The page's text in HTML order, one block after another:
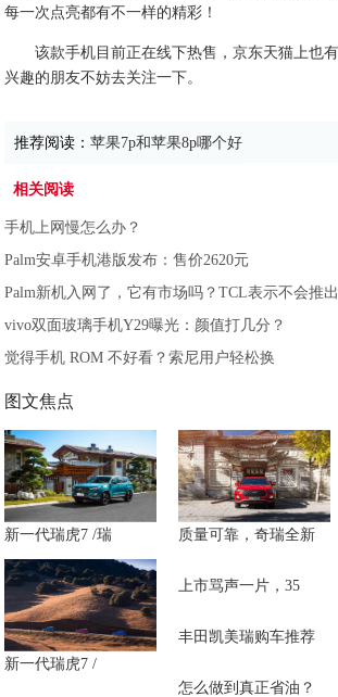
每一次点亮都有不一样的精彩！
该款手机目前正在线下热售，京东天猫上也
兴趣的朋友不妨去关注一下。
推荐阅读：苹果7p和苹果8p哪个好
相关阅读
手机上网慢怎么办？
Palm安卓手机港版发布：售价2620元
Palm新机入网了，它有市场吗？TCL表示不会推
vivo双面玻璃手机Y29曝光：颜值打几分？
觉得手机 ROM 不好看？索尼用户轻松换
图文焦点
新一代瑞虎7 /瑞 质量可靠，奇瑞全新
新一代瑞虎7 /
上市骂声一片，35
丰田凯美瑞购车推荐
怎么做到真正省油？